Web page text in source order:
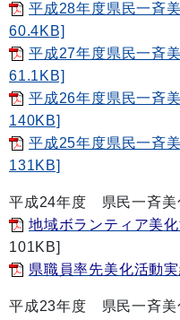
平成28年度県民一斉
60.4KB]
平成27年度県民一斉
61.1KB]
平成26年度県民一斉
140KB]
平成25年度県民一斉
131KB]
平成24年度 県民一斉美
地域ボランティア美
101KB]
県職員率先美化活動
平成23年度 県民一斉美